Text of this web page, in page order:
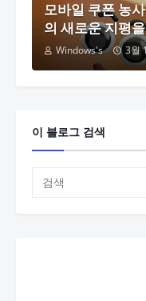
모바일 쿠폰 농
의 새로운 지평
Windows's 3월
이 블로그 검색